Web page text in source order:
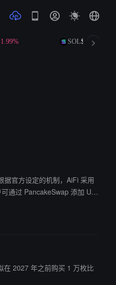
SOL$73.73+0.48%
通过 PancakeSwap 添加 US
在 2027 年之前购买 1 万枚比